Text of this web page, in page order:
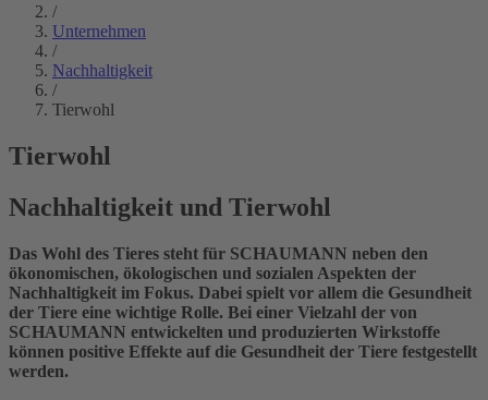
/
Unternehmen
/
Nachhaltigkeit
/
Tierwohl
Tierwohl
Nachhaltigkeit und Tierwohl
Das Wohl des Tieres steht für SCHAUMANN neben den
ökonomischen, ökologischen und sozialen Aspekten der
Nachhaltigkeit im Fokus. Dabei spielt vor allem die Gesundheit
der Tiere eine wichtige Rolle. Bei einer Vielzahl der von
SCHAUMANN entwickelten und produzierten Wirkstoffe
können positive Effekte auf die Gesundheit der Tiere festgestellt
werden.